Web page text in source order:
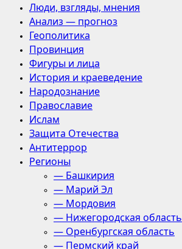
Люди, взгляды, мнения
Анализ — прогноз
Геополитика
Провинция
Фигуры и лица
История и краеведение
Народознание
Православие
Ислам
Защита Отечества
Антитеррор
Регионы
— Башкирия
— Марий Эл
— Мордовия
— Нижегородская область
— Оренбургская область
— Пермский край